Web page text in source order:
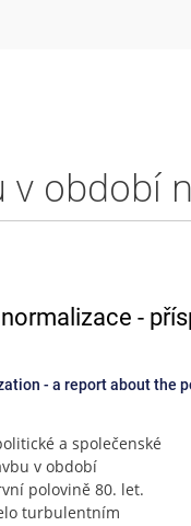
-
- a report about
a společenské
v období
polovině 80. let.
turbulentním